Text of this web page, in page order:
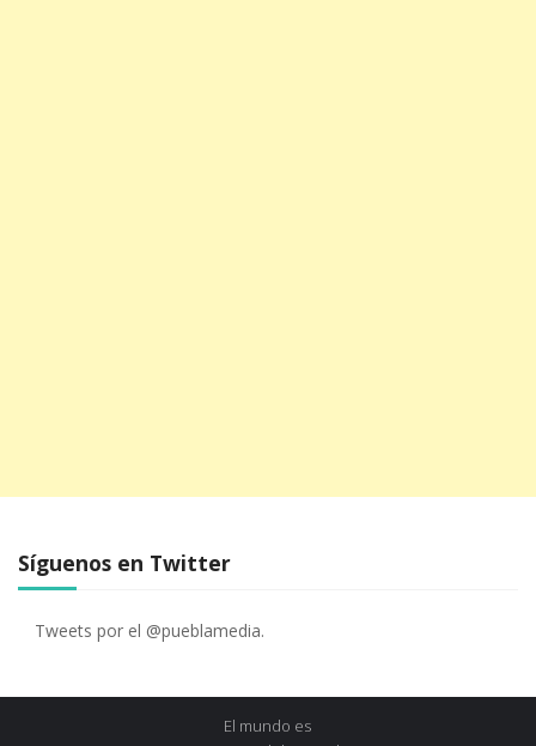
Síguenos en Twitter
Tweets por el @pueblamedia.
El mundo es